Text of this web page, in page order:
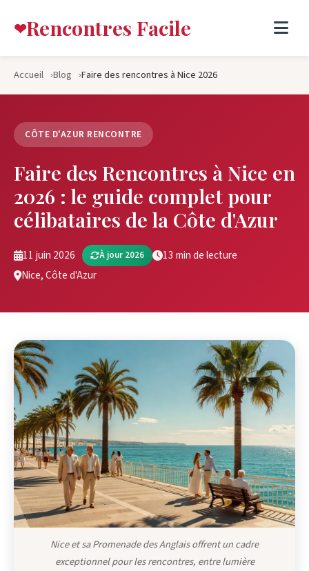
Rencontres Facile
Accueil Blog Faire des rencontres à Nice 2026
CÔTE D'AZUR RENCONTRE
Faire des Rencontres à Nice en
2026 : le guide complet pour
célibataires de la Côte d'Azur
11 juin 2026 À jour 2026
13 min de lecture
Nice, Côte d'Azur
Nice et sa Promenade des Anglais offrent un cadre
exceptionnel pour les rencontres, entre lumière